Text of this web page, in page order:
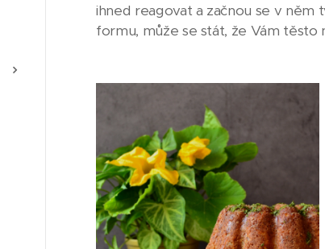
ihned reagovat a začnou se v
formu, může se stát, že Vám těsto